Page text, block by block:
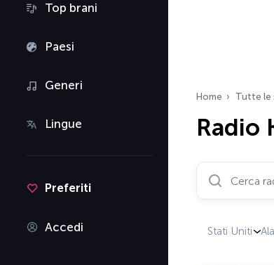
Top brani
Paesi
Generi
Lingue
Preferiti
Accedi
Home Tutte le
Radio
Cerca radio…
Stati Uniti